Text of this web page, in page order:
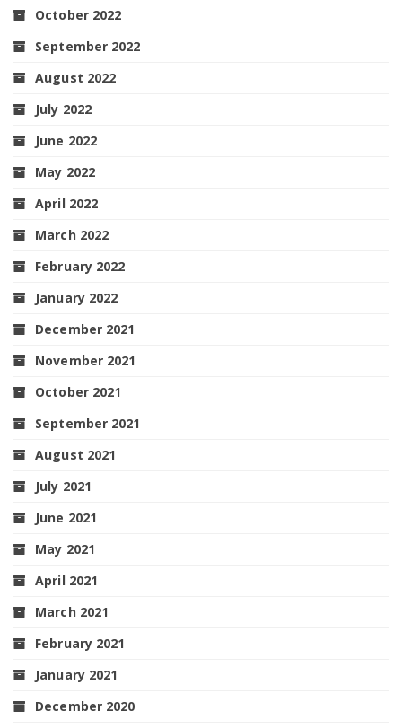
October 2022
September 2022
August 2022
July 2022
June 2022
May 2022
April 2022
March 2022
February 2022
January 2022
December 2021
November 2021
October 2021
September 2021
August 2021
July 2021
June 2021
May 2021
April 2021
March 2021
February 2021
January 2021
December 2020